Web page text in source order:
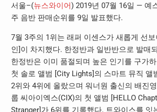
서울–(뉴스와이어) 2019년 07월 16일 — 예
주 음반 판매순위를 9일 발표했다.
7월 3주의 1위는 래퍼 이센스가 새롭게 선
인]이 차지했다. 한정반과 일반반으로 발매
한정반은 이미 품절되며 높은 인기를 구가
첫 솔로 앨범 [City Lights]의 스마트 뮤직 앨
2위와 4위에 올랐으며 워너원 출신의 배진
룹 씨아이엑스(CIX)의 첫 앨범 [HELLO
Stranger]가 6위를 기록했다. 트와이스를 잇